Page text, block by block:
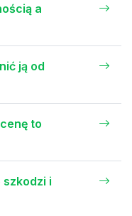
a
ją od
to
szkodzi i